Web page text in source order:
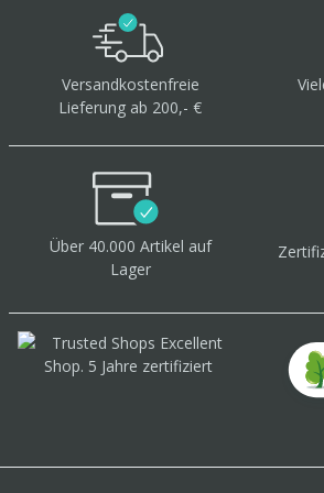
Versandkostenfreie
Lieferung ab 200,- €
Über 40.000 Artikel auf
Lager